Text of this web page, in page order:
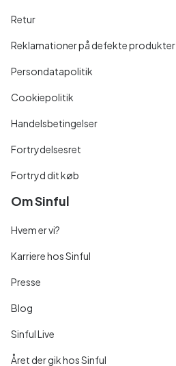
Retur
Reklamationer på defekte produkter
Persondatapolitik
Cookiepolitik
Handelsbetingelser
Fortrydelsesret
Fortryd dit køb
Om Sinful
Hvem er vi?
Karriere hos Sinful
Presse
Blog
Sinful Live
Året der gik hos Sinful